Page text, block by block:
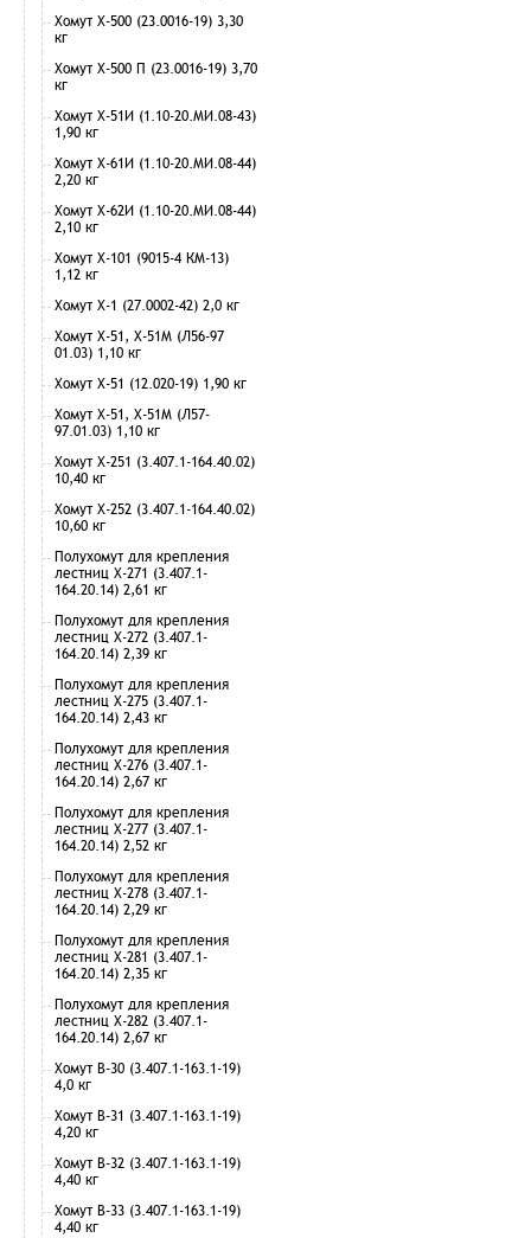
Хомут Х-500 (23.0016-19) 3,30
кг
Хомут Х-500 П (23.0016-19) 3,70
кг
Хомут Х-51И (1.10-20.МИ.08-43)
1,90 кг
Хомут Х-61И (1.10-20.МИ.08-44)
2,20 кг
Хомут Х-62И (1.10-20.МИ.08-44)
2,10 кг
Хомут Х-101 (9015-4 КМ-13)
1,12 кг
Хомут Х-1 (27.0002-42) 2,0 кг
Хомут Х-51, Х-51М (Л56-97
01.03) 1,10 кг
Хомут Х-51 (12.020-19) 1,90 кг
Хомут Х-51, Х-51М (Л57-
97.01.03) 1,10 кг
Хомут Х-251 (3.407.1-164.40.02)
10,40 кг
Хомут Х-252 (3.407.1-164.40.02)
10,60 кг
Полухомут для крепления
лестниц Х-271 (3.407.1-
164.20.14) 2,61 кг
Полухомут для крепления
лестниц Х-272 (3.407.1-
164.20.14) 2,39 кг
Полухомут для крепления
лестниц Х-275 (3.407.1-
164.20.14) 2,43 кг
Полухомут для крепления
лестниц Х-276 (3.407.1-
164.20.14) 2,67 кг
Полухомут для крепления
лестниц Х-277 (3.407.1-
164.20.14) 2,52 кг
Полухомут для крепления
лестниц Х-278 (3.407.1-
164.20.14) 2,29 кг
Полухомут для крепления
лестниц Х-281 (3.407.1-
164.20.14) 2,35 кг
Полухомут для крепления
лестниц Х-282 (3.407.1-
164.20.14) 2,67 кг
Хомут В-30 (3.407.1-163.1-19)
4,0 кг
Хомут В-31 (3.407.1-163.1-19)
4,20 кг
Хомут В-32 (3.407.1-163.1-19)
4,40 кг
Хомут В-33 (3.407.1-163.1-19)
4,40 кг